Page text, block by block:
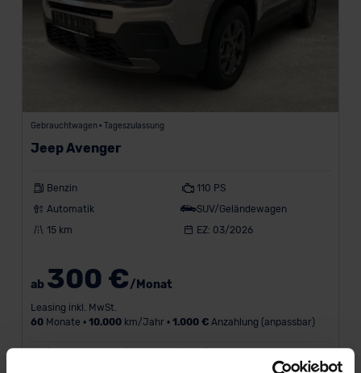
Gebrauchtwagen • Tageszulassung
Jeep Avenger
Benzin
110 PS
Automatik
SUV/Geländewagen
15 km
EZ: 03/2026
ab 300 €/Monat
Leasing inkl. MwSt.
60Monate • 10.000km/Jahr • 1.000 €Anzahlung (anpassbar)
Kraftstoffverbrauch (kombiniert) 5,0 l/100 km • CO -Emission